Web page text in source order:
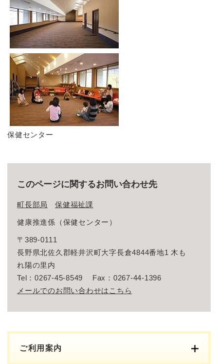
保健センター
このページに関するお問い合わせ先
町長部局 保健福祉課
健康推進係（保健センター）
〒389-0111
長野県北佐久郡軽井沢町大字長倉4844番地1 木も
れ陽の里内
Tel：0267-45-8549
Fax：0267-44-1396
メールでのお問い合わせはこちら
ご利用案内